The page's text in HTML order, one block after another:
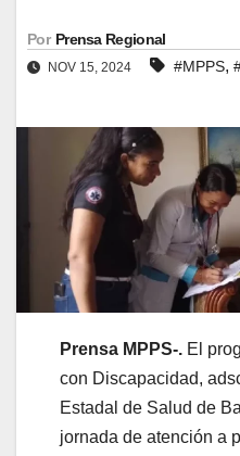
Por Prensa Regional
NOV 15, 2024 #MPPS,
Prensa MPPS-. El
con Discapacidad,
Estadal de Salud de
jornada de atención a